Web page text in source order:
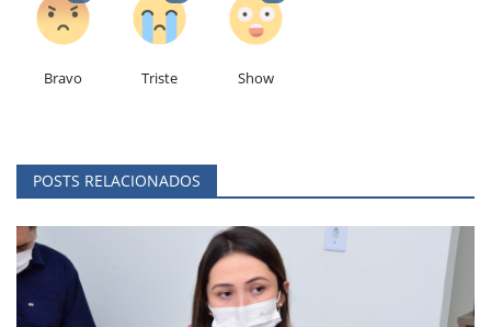
Bravo Triste Show
POSTS RELACIONADOS